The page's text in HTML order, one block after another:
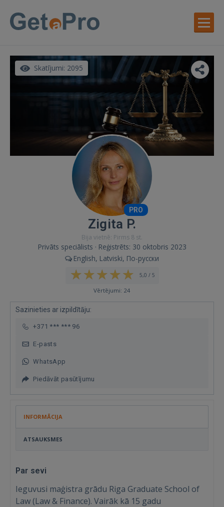
Skatījumi: 2095
PRO
Zigita P.
Bija vietnē: Pirms 8 st.
Privāts speciālists · Reģistrēts: 30 oktobris 2023
English, Latviski, По-русски
5,0 / 5
Vērtējumi: 24
Sazinieties ar izpildītāju:
+371 *** *** 96
E-pasts
WhatsApp
Piedāvāt pasūtījumu
INFORMĀCIJA
ATSAUKSMES
Par sevi
Ieguvusi maģistra grādu Riga Graduate School of
Law (Law & Finance). Vairāk kā 15 gadu